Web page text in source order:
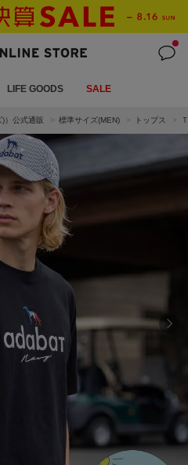
LIFE GOODS SALE
）公式通販 標準サイズ(MEN) トップス